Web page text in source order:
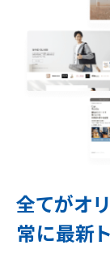
全てがオリ
常に最新